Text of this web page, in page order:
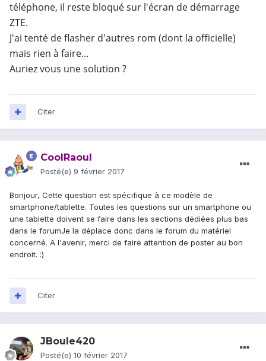
téléphone, il reste bloqué sur l'écran de démarrage
ZTE.
J'ai tenté de flasher d'autres rom (dont la officielle)
mais rien à faire...
Auriez vous une solution ?
Citer
CoolRaoul
Posté(e) 9 février 2017
Bonjour, Cette question est spécifique à ce modèle de
smartphone/tablette. Toutes les questions sur un smartphone ou
une tablette doivent se faire dans les sections dédiées plus bas
dans le forumJe la déplace donc dans le forum du matériel
concerné. A l'avenir, merci de faire attention de poster au bon
endroit. :)
Citer
JBoule420
Posté(e) 10 février 2017